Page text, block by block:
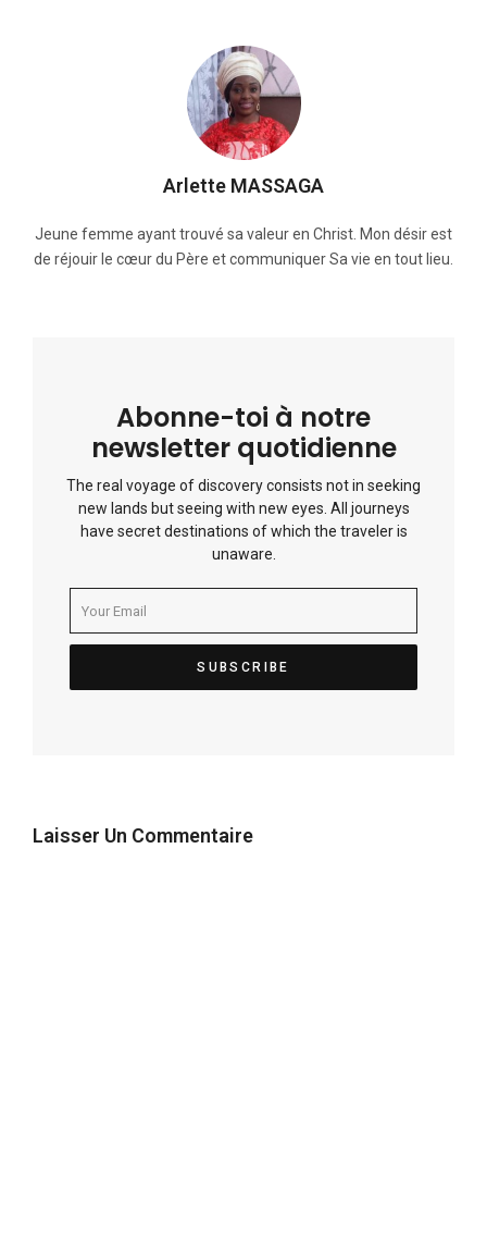
Arlette MASSAGA
Jeune femme ayant trouvé sa valeur en Christ. Mon désir est
de réjouir le cœur du Père et communiquer Sa vie en tout lieu.
Abonne-toi à notre
newsletter quotidienne
The real voyage of discovery consists not in seeking
new lands but seeing with new eyes. All journeys
have secret destinations of which the traveler is
unaware.
Laisser Un Commentaire